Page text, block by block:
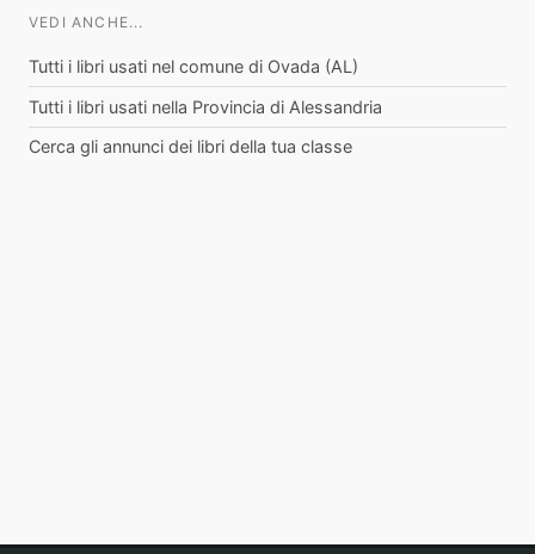
VEDI ANCHE...
Tutti i libri usati nel comune di Ovada (AL)
Tutti i libri usati nella Provincia di Alessandria
Cerca gli annunci dei libri della tua classe